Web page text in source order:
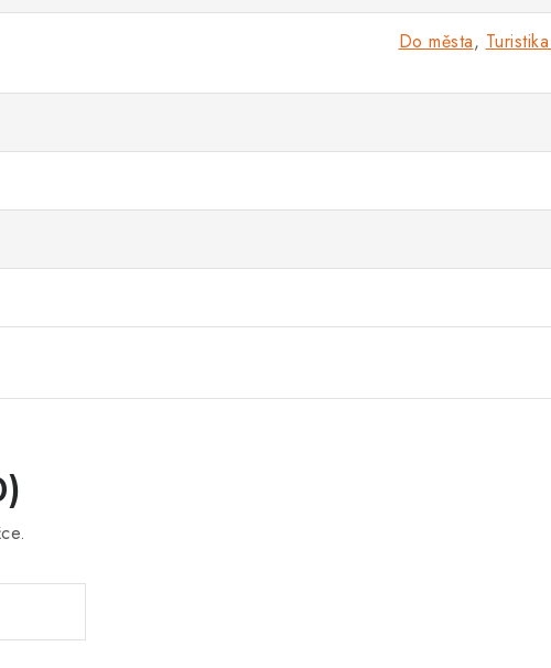
Do města,